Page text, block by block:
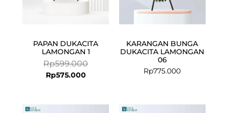
PAPAN DUKACITA
LAMONGAN 1
Rp599.000
Rp575.000
KARANGAN BUNGA
DUKACITA LAMONGAN
06
Rp775.000